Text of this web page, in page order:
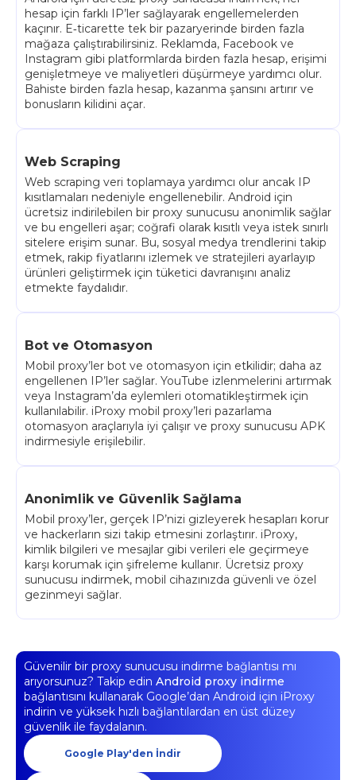
hesap için farklı IP’ler sağlayarak engellemelerden
kaçınır. E‑ticarette tek bir pazaryerinde birden fazla
mağaza çalıştırabilirsiniz. Reklamda, Facebook ve
Instagram gibi platformlarda birden fazla hesap, erişimi
genişletmeye ve maliyetleri düşürmeye yardımcı olur.
Bahiste birden fazla hesap, kazanma şansını artırır ve
bonusların kilidini açar.
Web Scraping
Web scraping veri toplamaya yardımcı olur ancak IP
kısıtlamaları nedeniyle engellenebilir. Android için
ücretsiz indirilebilen bir proxy sunucusu anonimlik sağlar
ve bu engelleri aşar; coğrafi olarak kısıtlı veya istek sınırlı
sitelere erişim sunar. Bu, sosyal medya trendlerini takip
etmek, rakip fiyatlarını izlemek ve stratejileri ayarlayıp
ürünleri geliştirmek için tüketici davranışını analiz
etmekte faydalıdır.
Bot ve Otomasyon
Mobil proxy’ler bot ve otomasyon için etkilidir; daha az
engellenen IP’ler sağlar. YouTube izlenmelerini artırmak
veya Instagram’da eylemleri otomatikleştirmek için
kullanılabilir. iProxy mobil proxy’leri pazarlama
otomasyon araçlarıyla iyi çalışır ve proxy sunucusu APK
indirmesiyle erişilebilir.
Anonimlik ve Güvenlik Sağlama
Mobil proxy’ler, gerçek IP’nizi gizleyerek hesapları korur
ve hackerların sizi takip etmesini zorlaştırır. iProxy,
kimlik bilgileri ve mesajlar gibi verileri ele geçirmeye
karşı korumak için şifreleme kullanır. Ücretsiz proxy
sunucusu indirmek, mobil cihazınızda güvenli ve özel
gezinmeyi sağlar.
Güvenilir bir proxy sunucusu indirme bağlantısı mı
arıyorsunuz? Takip edin Android proxy indirme
bağlantısını kullanarak Google’dan Android için iProxy
indirin ve yüksek hızlı bağlantılardan en üst düzey
güvenlik ile faydalanın.
Google Play'den İndir